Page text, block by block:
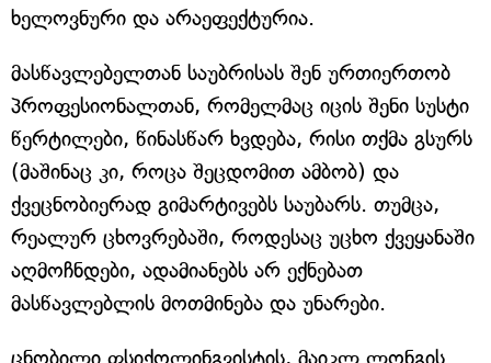
ხელოვნური და არაეფექტურია.
მასწავლებელთან საუბრისას შენ ურთიერთობ
პროფესიონალთან, რომელმაც იცის შენი სუსტი
წერტილები, წინასწარ ხვდება, რისი თქმა გსურს
(მაშინაც კი, როცა შეცდომით ამბობ) და
ქვეცნობიერად გიმარტივებს საუბარს. თუმცა,
რეალურ ცხოვრებაში, როდესაც უცხო ქვეყანაში
აღმოჩნდები, ადამიანებს არ ექნებათ
მასწავლებლის მოთმინება და უნარები.